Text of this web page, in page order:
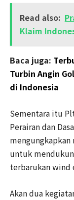
Read also:
Klaim
Baca juga:
Turbin Angin
di Indonesia
Sementara itu
Perairan dan
untuk
terbarukan wind
Akan dua